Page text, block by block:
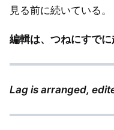
見る前に続いている。
編輯は、つねにすでに
Lag is arranged,